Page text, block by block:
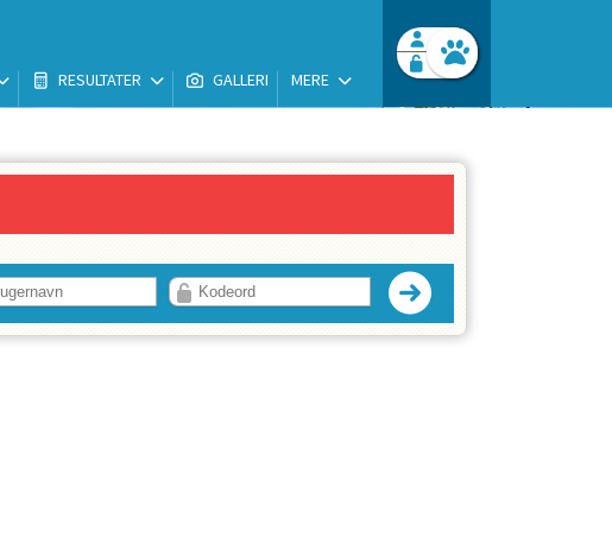
RESULTATER GALLERI MERE